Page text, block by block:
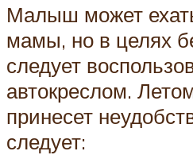
Малыш может
мамы, но в целях
следует
автокреслом.
принесет
следует: